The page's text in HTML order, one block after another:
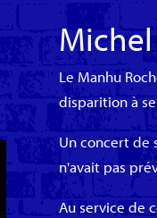
Michel
Le Manhu
disparition à
Un concert de
n'avait pas
Au service de